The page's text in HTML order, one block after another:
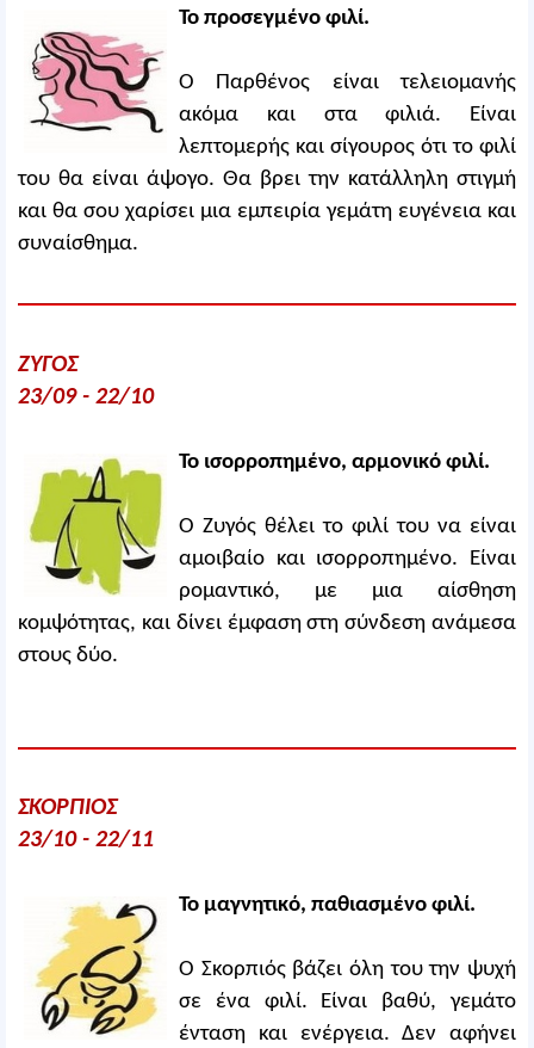
Το προσεγμένο φιλί.
Ο Παρθένος είναι τελειομανής
ακόμα και στα φιλιά. Είναι
λεπτομερής και σίγουρος ότι το φιλί
του θα είναι άψογο. Θα βρει την κατάλληλη στιγμή
και θα σου χαρίσει μια εμπειρία γεμάτη ευγένεια και
συναίσθημα.
ΖΥΓΟΣ
23/09 - 22/10
Το ισορροπημένο, αρμονικό φιλί.
Ο Ζυγός θέλει το φιλί του να είναι
αμοιβαίο και ισορροπημένο. Είναι
ρομαντικό, με μια αίσθηση
κομψότητας, και δίνει έμφαση στη σύνδεση ανάμεσα
στους δύο.
ΣΚΟΡΠΙΟΣ
23/10 - 22/11
Το μαγνητικό, παθιασμένο φιλί.
Ο Σκορπιός βάζει όλη του την ψυχή
σε ένα φιλί. Είναι βαθύ, γεμάτο
ένταση και ενέργεια. Δεν αφήνει